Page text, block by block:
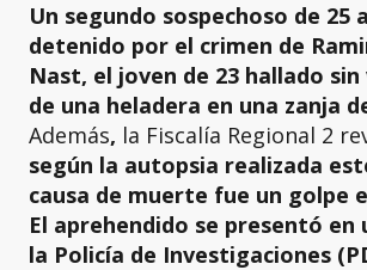
Un segundo sospechoso de 25
detenido por el crimen de
Nast, el joven de 23 hallado
de una heladera en una zanja
Además, la Fiscalía Regional 2
según la autopsia realizada
causa de muerte fue un golpe
El aprehendido se presentó en
la Policía de Investigaciones